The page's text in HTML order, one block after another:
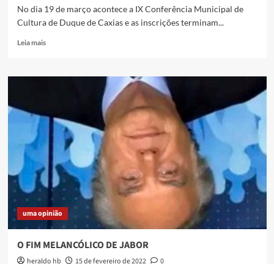
No dia 19 de março acontece a IX Conferência Municipal de
Cultura de Duque de Caxias e as inscrições terminam...
Leia maisRead
Seguem
para
IX
Conferência
de
Cultura
de
de
Caxias
uma opinião
O FIM MELANCÓLICO DE JABOR
heraldo hb 15 de fevereiro de 2022
0